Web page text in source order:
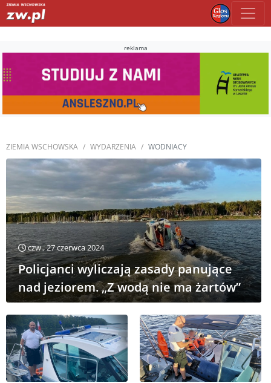
reklama
ZIEMIA WSCHOWSKA WYDARZENIA WODNIACY
czw., 27 czerwca 2024
Policjanci wyliczają zasady panujące
nad jeziorem. „Z wodą nie ma żartów”